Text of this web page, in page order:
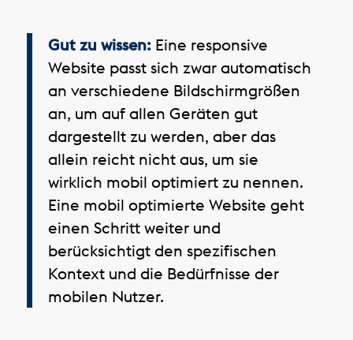
Gut zu wissen:Eine responsive
Website passt sich zwar automatisch
an verschiedene Bildschirmgrößen
an, um auf allen Geräten gut
dargestellt zu werden, aber das
allein reicht nicht aus, um sie
wirklich mobil optimiert zu nennen.
Eine mobil optimierte Website geht
einen Schritt weiter und
berücksichtigt den spezifischen
Kontext und die Bedürfnisse der
mobilen Nutzer.